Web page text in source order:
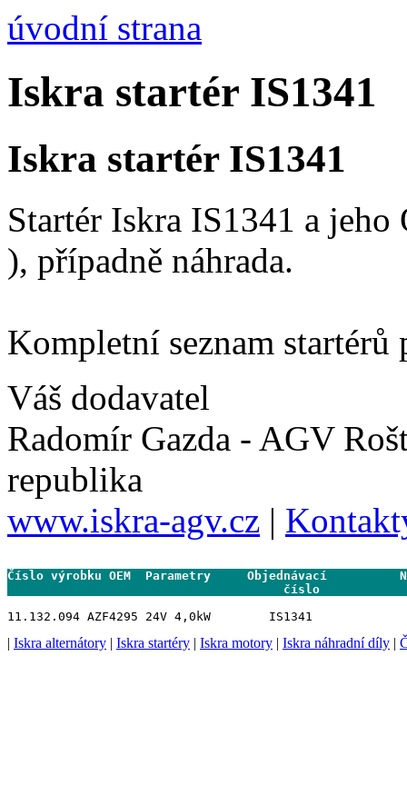
úvodní strana
Iskra startér IS1341
Iskra startér IS1341
Startér Iskra IS1341 a
), případně náhrada.
Kompletní seznam
Váš dodavatel
Radomír Gazda - AGV
republika
www.iskra-agv.cz |
Číslo výrobku OEM  Parametry
| Iskra alternátory | Iskra startéry | Iskra motory | Iskra náhradní díly |